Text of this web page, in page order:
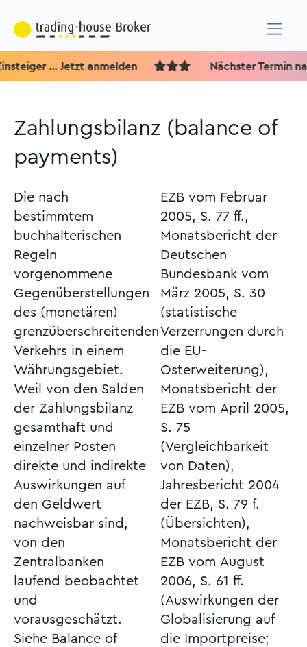
... Jetzt anmelden Nächster Termin nach
Zahlungsbilanz (balance of
payments)
Die nach
bestimmtem
buchhalterischen
Regeln
vorgenommene
Gegenüberstellungen
des (monetären)
grenzüberschreitenden
Verkehrs in einem
Währungsgebiet.
Weil von den Salden
der Zahlungsbilanz
gesamthaft und
einzelner Posten
direkte und indirekte
Auswirkungen auf
den Geldwert
nachweisbar sind,
von den
Zentralbanken
laufend beobachtet
und
vorausgeschätzt.
Siehe Balance of
EZB vom Februar
2005, S. 77 ff.,
Monatsbericht der
Deutschen
Bundesbank vom
März 2005, S. 30
(statistische
Verzerrungen durch
die EU-
Osterweiterung),
Monatsbericht der
EZB vom April 2005,
S. 75
(Vergleichbarkeit
von Daten),
Jahresbericht 2004
der EZB, S. 79 f.
(Übersichten),
Monatsbericht der
EZB vom August
2006, S. 61 ff.
(Auswirkungen der
Globalisierung auf
die Importpreise;